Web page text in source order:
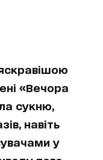
«Вечора
сукню,
навіть
у